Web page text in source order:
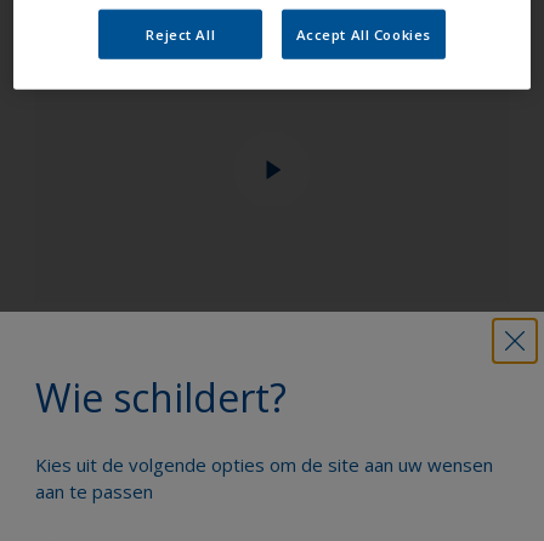
Wie schildert?
Kies uit de volgende opties om de site aan uw wensen
aan te passen
professional
Hier vindt u de beste producten om uw
Reject All Accept All Cookies